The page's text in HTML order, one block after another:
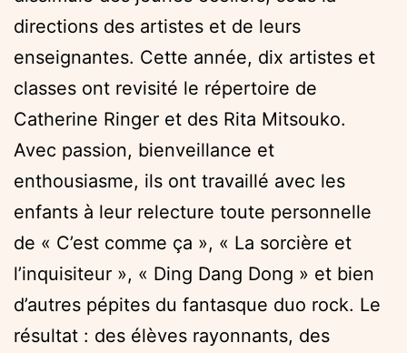
directions des artistes et de leurs
enseignantes. Cette année, dix artistes et
classes ont revisité le répertoire de
Catherine Ringer et des Rita Mitsouko.
Avec passion, bienveillance et
enthousiasme, ils ont travaillé avec les
enfants à leur relecture toute personnelle
de « C’est comme ça », « La sorcière et
l’inquisiteur », « Ding Dang Dong » et bien
d’autres pépites du fantasque duo rock. Le
résultat : des élèves rayonnants, des